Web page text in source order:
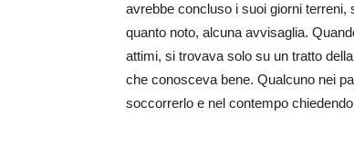
avrebbe concluso i suoi giorni
quanto noto, alcuna avvisaglia.
attimi, si trovava solo su un tratto
che conosceva bene. Qualcuno nei
soccorrerlo e nel contempo